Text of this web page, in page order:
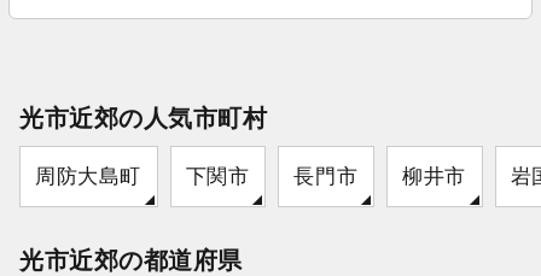
光市近郊の人気市町村
周防大島町 下関市 長門市 柳井市 岩
光市近郊の都道府県